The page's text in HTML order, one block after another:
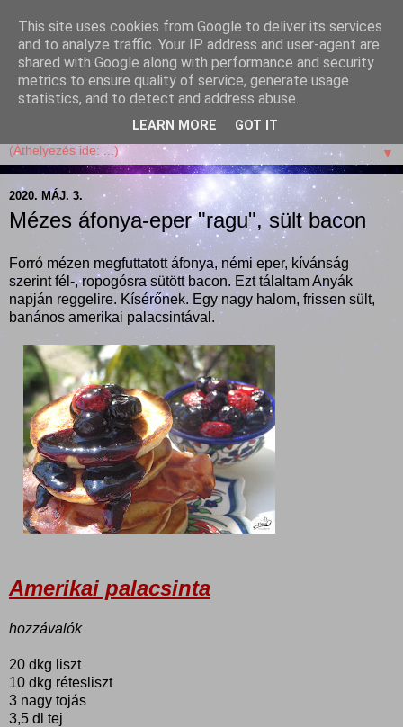
Garffyka
Szösszenetek a konyhámból, az életemből. Mosollyal,
receptekkel, vidámsággal, marcipánnal, csokival.
▼
2020. MÁJ. 3.
Mézes áfonya-eper "ragu", sült bacon
Forró mézen megfuttatott áfonya, némi eper, kívánság
szerint fél-, ropogósra sütött bacon. Ezt tálaltam Anyák
napján reggelire. Kísérőnek. Egy nagy halom, frissen sült,
banános amerikai palacsintával.
Amerikai palacsinta
hozzávalók
20 dkg liszt
10 dkg rétesliszt
3 nagy tojás
3,5 dl tej
This site uses cookies from Google to deliver its services
and to analyze traffic. Your IP address and user-agent are
shared with Google along with performance and security
metrics to ensure quality of service, generate usage
statistics, and to detect and address abuse.
LEARN MORE GOT IT